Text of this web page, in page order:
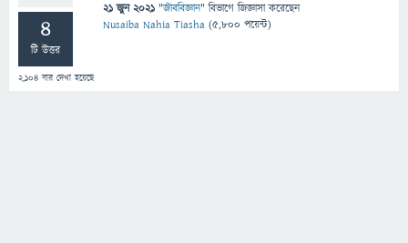
4
টি উত্তর
2,104 বার দেখা হয়েছে
21 জুন 2021 "জীববিজ্ঞান" বিভাগে জিজ্ঞাসাকরেছেন
Nusaiba Nahia Tiasha (5,800 পয়েন্ট)